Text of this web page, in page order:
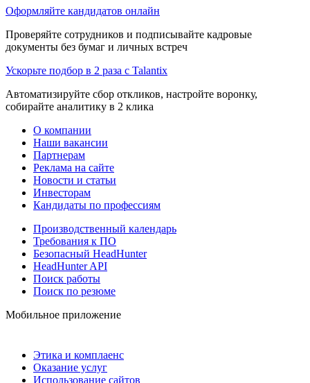
Оформляйте кандидатов онлайн
Проверяйте сотрудников и подписывайте кадровые
документы без бумаг и личных встреч
Ускорьте подбор в 2 раза с Talantix
Автоматизируйте сбор откликов, настройте воронку,
собирайте аналитику в 2 клика
О компании
Наши вакансии
Партнерам
Реклама на сайте
Новости и статьи
Инвесторам
Кандидаты по профессиям
Производственный календарь
Требования к ПО
Безопасный HeadHunter
HeadHunter API
Поиск работы
Поиск по резюме
Мобильное приложение
Этика и комплаенс
Оказание услуг
Использование сайтов